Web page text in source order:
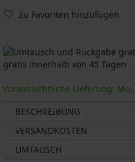
Zu Favoriten hinzufügen
gratis innerhalb von 45 Tagen
Voraussichtliche Lieferung: Mo,
BESCHREIBUNG
VERSANDKOSTEN
UMTAUSCH